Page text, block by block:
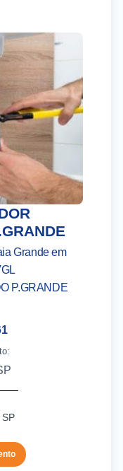
Grande em
P.GRANDE